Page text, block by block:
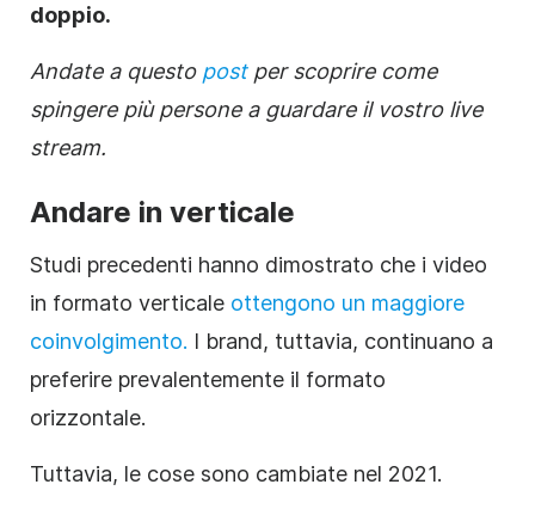
doppio.
Andate a questo postper scoprire come
spingere più persone a guardare il vostro live
stream.
Andare in verticale
Studi precedenti hanno dimostrato che i video
in formato verticale ottengono un maggiore
coinvolgimento. I brand, tuttavia, continuano a
preferire prevalentemente il formato
orizzontale.
Tuttavia, le cose sono cambiate nel 2021.